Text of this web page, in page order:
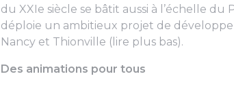
du XXIe siècle se bâtit aussi à l’échelle
déploie un ambitieux projet de
Nancy et Thionville (lire plus bas).
Des animations pour tous